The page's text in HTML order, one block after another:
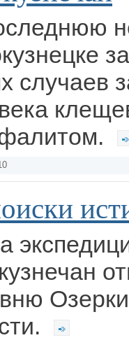
случаев